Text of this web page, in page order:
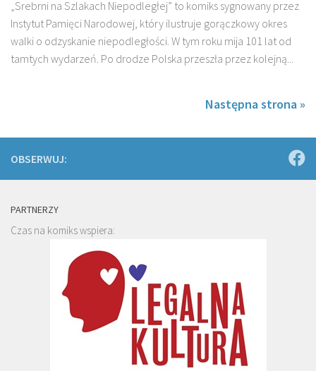
„Srebrni na Szlakach Niepodległej” to komiks sygnowany przez
Instytut Pamięci Narodowej, który ilustruje gorączkowy okres
walki o odzyskanie niepodległości. W tym roku mija 101 lat od
tamtych wydarzeń. Po drodze Polska przeszła przez kolejną...
Następna strona »
OBSERWUJ:
PARTNERZY
Czas na komiks wspiera: